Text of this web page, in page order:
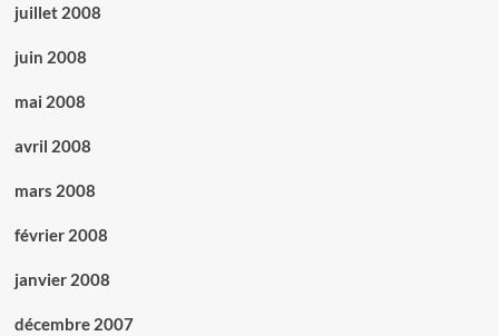
juillet 2008
juin 2008
mai 2008
avril 2008
mars 2008
février 2008
janvier 2008
décembre 2007